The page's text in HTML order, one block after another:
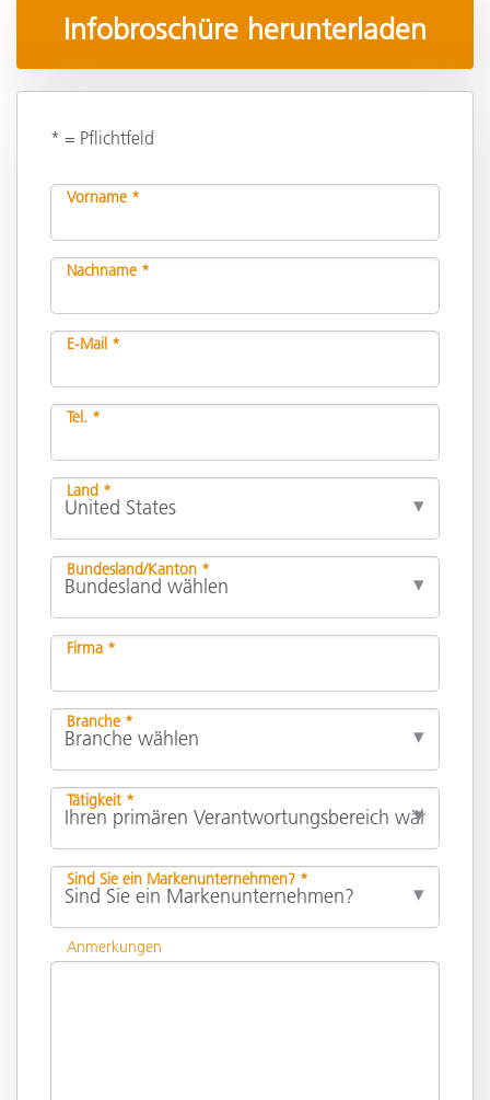
Infobroschüre herunterladen
* = Pflichtfeld
Vorname *
Nachname *
E-Mail *
Tel. *
Land *
Bundesland/Kanton *
Firma *
Branche *
Tätigkeit *
Sind Sie ein Markenunternehmen? *
Anmerkungen